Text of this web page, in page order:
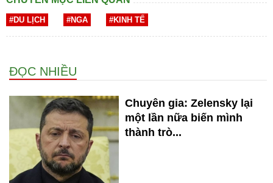
#DU LỊCH #NGA #KINH TẾ
ĐỌC NHIỀU
Chuyên gia: Zelensky lại
một lần nữa biến mình
thành trò...